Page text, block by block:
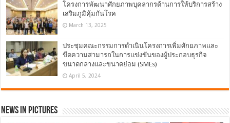
โครงการพัฒนาศักยภาพบุคลากรด้านการให้บริการสร้าง
เสริมภูมิคุ้มกันโรค
March 13, 2025
ประชุมคณะกรรมการดำเนินโครงการเพิ่มศักยภาพและ
ขีดความสามารถในการแข่งขันของผู้ประกอบธุรกิจ
ขนาดกลางและขนาดย่อม (SMEs)
April 5, 2024
News in Pictures